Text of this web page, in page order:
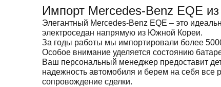
Импорт Mercedes-Benz EQE
Элегантный Mercedes-Benz EQE – это
электроседан напрямую из Южной Кореи.
За годы работы мы импортировали более
Особое внимание уделяется состоянию
Ваш персональный менеджер предоставит
надежность автомобиля и берем на себя все
сопровождение сделки.